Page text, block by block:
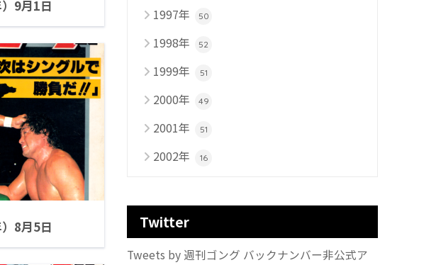
9月1日
8月5日
1997年 50
1998年 52
1999年 51
2000年 49
2001年 51
2002年 16
Twitter
Tweets by 週刊ゴング バックナンバー非公式ア